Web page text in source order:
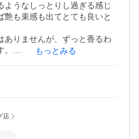
ようなしっとりし過ぎる感じ
艶も束感も出てとても良いと
ありませんが、ずっと香るわ
もっとみる
店